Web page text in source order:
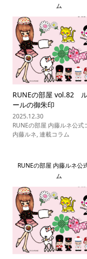
ム
RUNEの部屋 vol.82
ールの御朱印
2025.12.30
RUNEの部屋 内藤ルネ公式
内藤ルネ,連載コラム
RUNEの部屋 内藤ルネ公
ム